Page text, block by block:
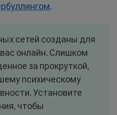
.
сетей созданы для
онлайн. Слишком
за прокруткой,
психическому
Установите
чтобы